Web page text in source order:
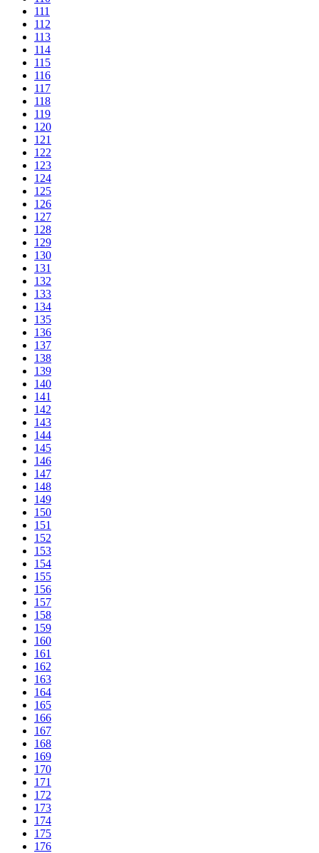
111
112
113
114
115
116
117
118
119
120
121
122
123
124
125
126
127
128
129
130
131
132
133
134
135
136
137
138
139
140
141
142
143
144
145
146
147
148
149
150
151
152
153
154
155
156
157
158
159
160
161
162
163
164
165
166
167
168
169
170
171
172
173
174
175
176